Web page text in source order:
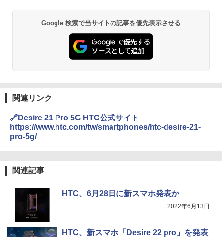
Google 検索で当サイトの記事を優先表示させる
関連リンク
🔗Desire 21 Pro 5G HTC公式サイト
https://www.htc.com/tw/smartphones/htc-desire-21-
pro-5g/
関連記事
HTC、6月28日に新スマホ発表か
2022年6月13日
HTC、新スマホ「Desire 22 pro」を発表